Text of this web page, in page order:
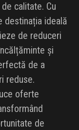
calitate. Cu
destinația ideală
de reduceri
și
de a
reduse.
oferte
de